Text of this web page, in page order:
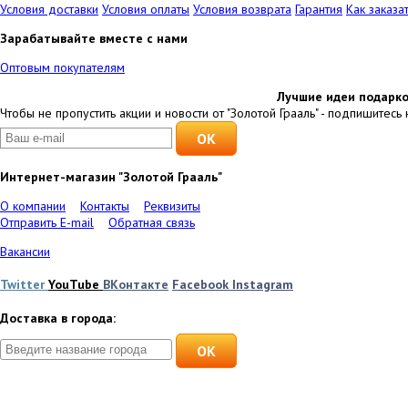
Условия доставки Условия оплаты Условия возврата Гарантия Как
Зарабатывайте вместе с нами
Оптовым покупателям
Лучшие идеи
Чтобы не пропустить акции и новости от "Золотой Грааль" - подпишитесь
Интернет-магазин "Золотой Грааль"
О компании
Контакты
Реквизиты
Отправить E-mail
Обратная связь
Вакансии
Twitter YouTube ВКонтакте Facebook Instagram
Доставка в города:
OK